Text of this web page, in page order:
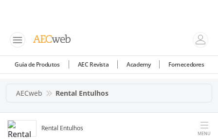
Guia de Produtos AEC Revista Academy Fornecedores
AECweb Rental Entulhos
Rental Entulhos
MENU